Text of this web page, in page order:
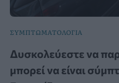
ΣΥΜΠΤΩΜΑΤΟΛΟΓΙΑ
Δυσκολεύεστε να
μπορεί να είναι